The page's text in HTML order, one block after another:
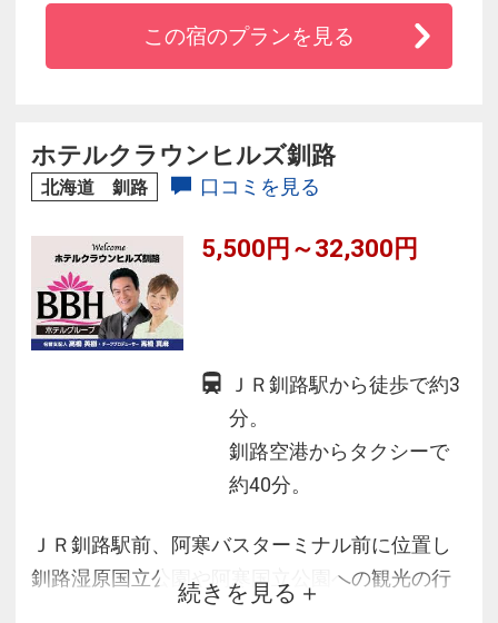
長旅の疲れを癒す温泉と山海の美味、日本の旅
館文化を継承するおもてなしを、心ゆくまでご
ながら、優雅な時間をお過ごしください。
この宿のプランを見る
ホテルクラウンヒルズ釧路
北海道 釧路 口コミを見る
5,500円～32,300円
ＪＲ釧路駅から徒歩で約3
分。
釧路空港からタクシーで
約40分。
ＪＲ釧路駅前、阿寒バスターミナル前に位置し
釧路湿原国立公園や阿寒国立公園への観光の行
動拠点となっています。
続きを見る